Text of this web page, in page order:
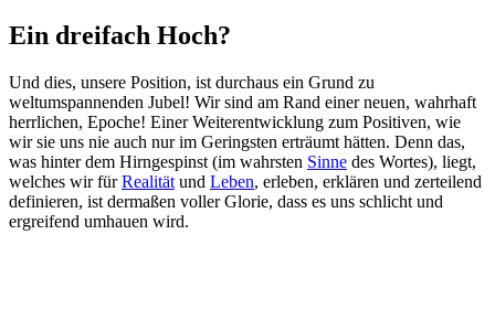
Ein dreifach Hoch?
Und dies, unsere Position, ist durchaus ein Grund zu
weltumspannenden Jubel! Wir sind am Rand einer neuen, wahrhaft
herrlichen, Epoche! Einer Weiterentwicklung zum Positiven, wie
wir sie uns nie auch nur im Geringsten erträumt hätten. Denn das,
was hinter dem Hirngespinst (im wahrsten Sinne des Wortes), liegt,
welches wir fürRealität und Leben, erleben, erklären und zerteilend
definieren, ist dermaßen voller Glorie, dass es uns schlicht und
ergreifend umhauen wird.